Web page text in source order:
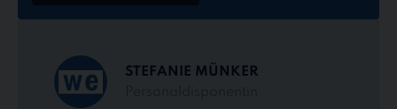
STEFANIE MÜNKER